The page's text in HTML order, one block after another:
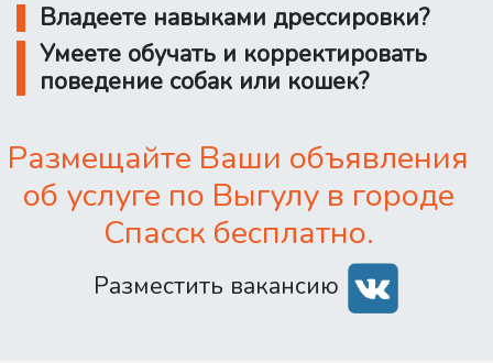
Владеете навыками дрессировки?
Умеете обучать и корректировать
поведение собак или кошек?
Размещайте Ваши объявления
об услуге по Выгулу в городе
Спасск бесплатно.
Разместить вакансию